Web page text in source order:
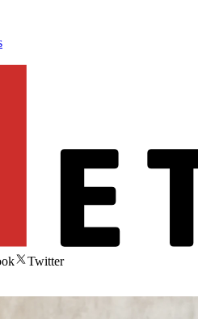
Twitter